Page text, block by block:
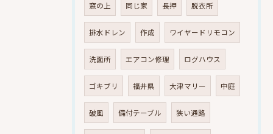
窓の上 同じ家 長押 脱衣所
排水ドレン 作成 ワイヤードリモコン
洗面所 エアコン修理 ログハウス
ゴキブリ 福井県 大津マリー 中庭
破風 備付テーブル 狭い通路